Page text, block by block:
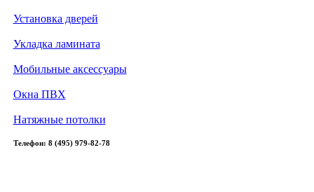
Установка дверей
Укладка ламината
Мобильные аксессуары
Окна ПВХ
Натяжные потолки
Телефон: 8 (495) 979-82-78